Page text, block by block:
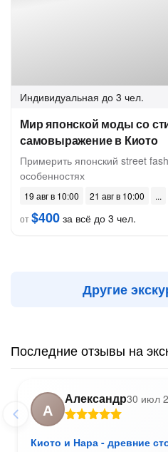
Индивидуальная до 3 чел.
Мир японской моды со
самовыражение в Киото
Примерить японский street
особенностях
19 авг в 10:00
21 авг в 10:00
от$400 за всё до 3 чел.
Другие
Последние отзывы на
А
Александр30 июл
Киото и Нара - древние